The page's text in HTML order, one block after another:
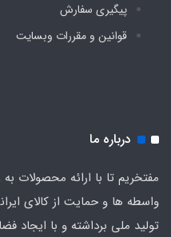
پیگیری سفارش
قوانین و مقررات وبسایت
درباره ما
مفتخریم تا با ارائه محصولات
واسطه ها و حمایت از کالای
تولید ملی برداشته و با ایجاد